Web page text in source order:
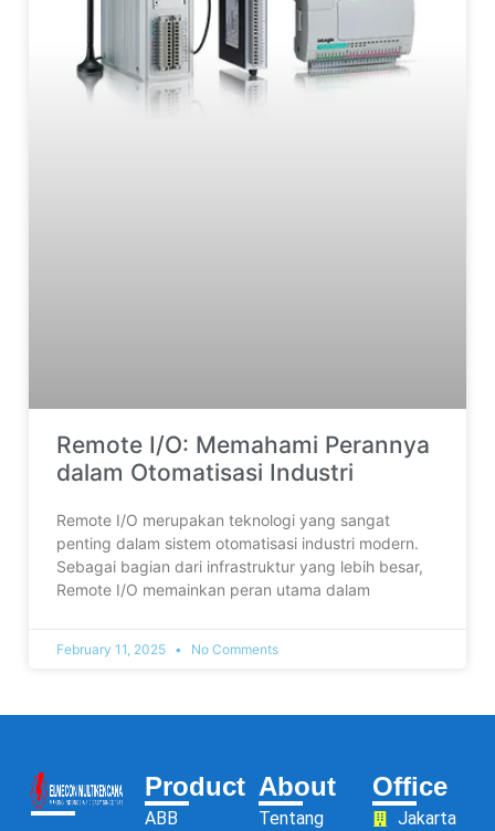
Remote I/O: Memahami Perannya
dalam Otomatisasi Industri
Remote I/O merupakan teknologi yang sangat
penting dalam sistem otomatisasi industri modern.
Sebagai bagian dari infrastruktur yang lebih besar,
Remote I/O memainkan peran utama dalam
February 11, 2025 No Comments
Product
ABB
About
Tentang
Office
Jakarta